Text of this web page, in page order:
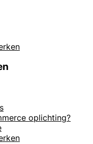
oplichting?